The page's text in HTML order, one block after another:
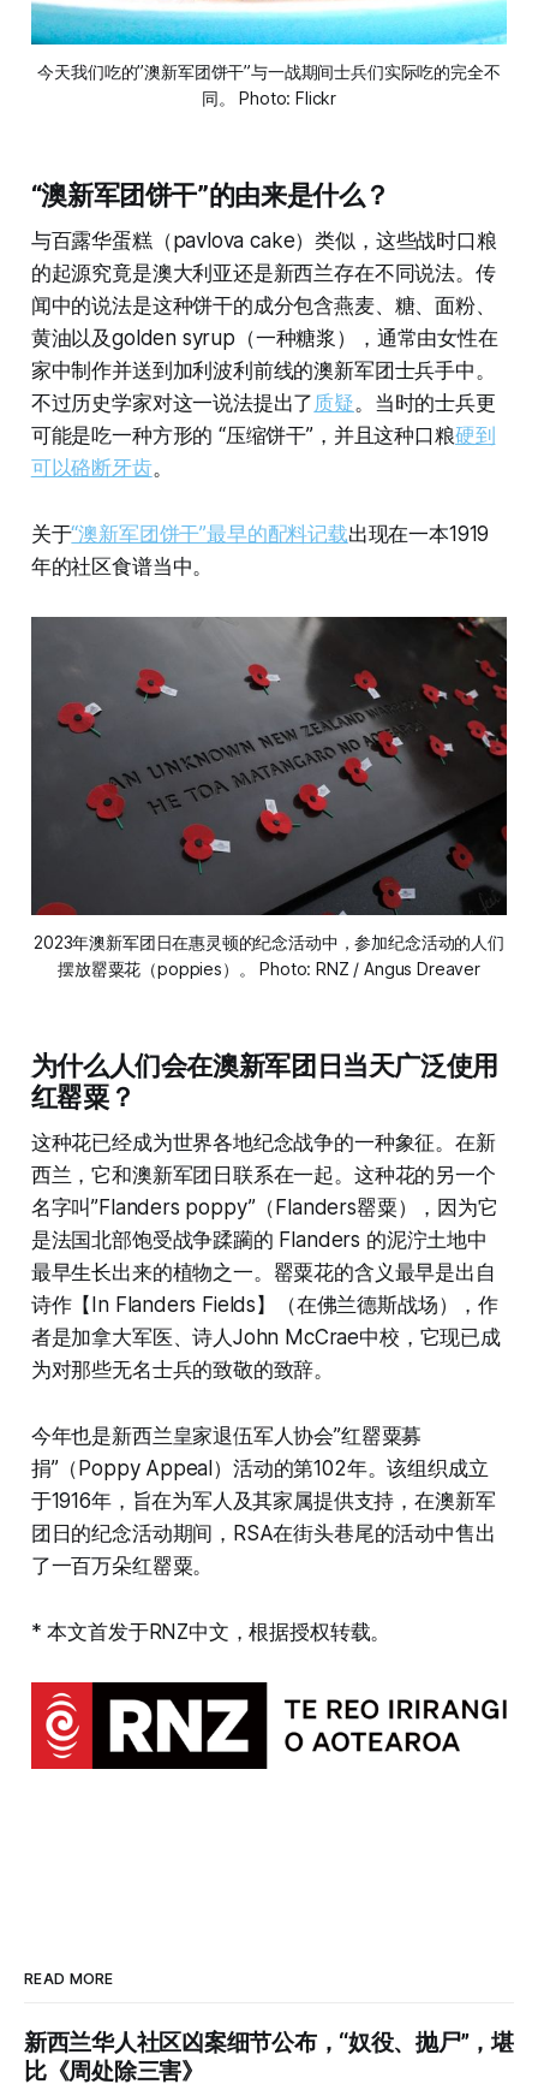
今天我们吃的”澳新军团饼干”与一战期间士兵们实际吃的完全不
同。 Photo: Flickr
“澳新军团饼干”的由来是什么？
与百露华蛋糕（pavlova cake）类似，这些战时口粮
的起源究竟是澳大利亚还是新西兰存在不同说法。传
闻中的说法是这种饼干的成分包含燕麦、糖、面粉、
黄油以及golden syrup（一种糖浆），通常由女性在
家中制作并送到加利波利前线的澳新军团士兵手中。
不过历史学家对这一说法提出了 质疑。当时的士兵更
可能是吃一种方形的 “压缩饼干”，并且这种口粮硬到
可以硌断牙齿。
关于“澳新军团饼干”最早的配料记载出现在一本1919
年的社区食谱当中。
2023年澳新军团日在惠灵顿的纪念活动中，参加纪念活动的人们
摆放罂粟花（poppies）。 Photo: RNZ / Angus Dreaver
为什么人们会在澳新军团日当天广泛使用
红罂粟？
这种花已经成为世界各地纪念战争的一种象征。在新
西兰，它和澳新军团日联系在一起。这种花的另一个
名字叫”Flanders poppy”（Flanders罂粟），因为它
是法国北部饱受战争蹂躏的 Flanders 的泥泞土地中
最早生长出来的植物之一。罂粟花的含义最早是出自
诗作【In Flanders Fields】（在佛兰德斯战场），作
者是加拿大军医、诗人John McCrae中校，它现已成
为对那些无名士兵的致敬的致辞。
今年也是新西兰皇家退伍军人协会”红罂粟募
捐”（Poppy Appeal）活动的第102年。该组织成立
于1916年，旨在为军人及其家属提供支持，在澳新军
团日的纪念活动期间，RSA在街头巷尾的活动中售出
了一百万朵红罂粟。
* 本文首发于RNZ中文，根据授权转载。
READ MORE
新西兰华人社区凶案细节公布，“奴役、抛尸”，堪
比《周处除三害》